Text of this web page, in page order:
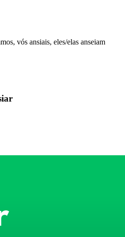
vós ansiais, eles/elas anseiam